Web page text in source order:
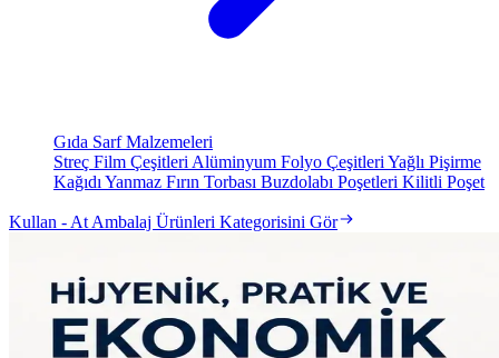
Gıda Sarf Malzemeleri
Streç Film Çeşitleri Alüminyum Folyo Çeşitleri Yağlı Pişirme
Kağıdı Yanmaz Fırın Torbası Buzdolabı Poşetleri Kilitli Poşet
Kullan - At Ambalaj Ürünleri Kategorisini Gör